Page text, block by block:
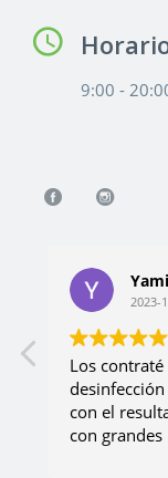
9:00 -
2023-
Los
con el
con